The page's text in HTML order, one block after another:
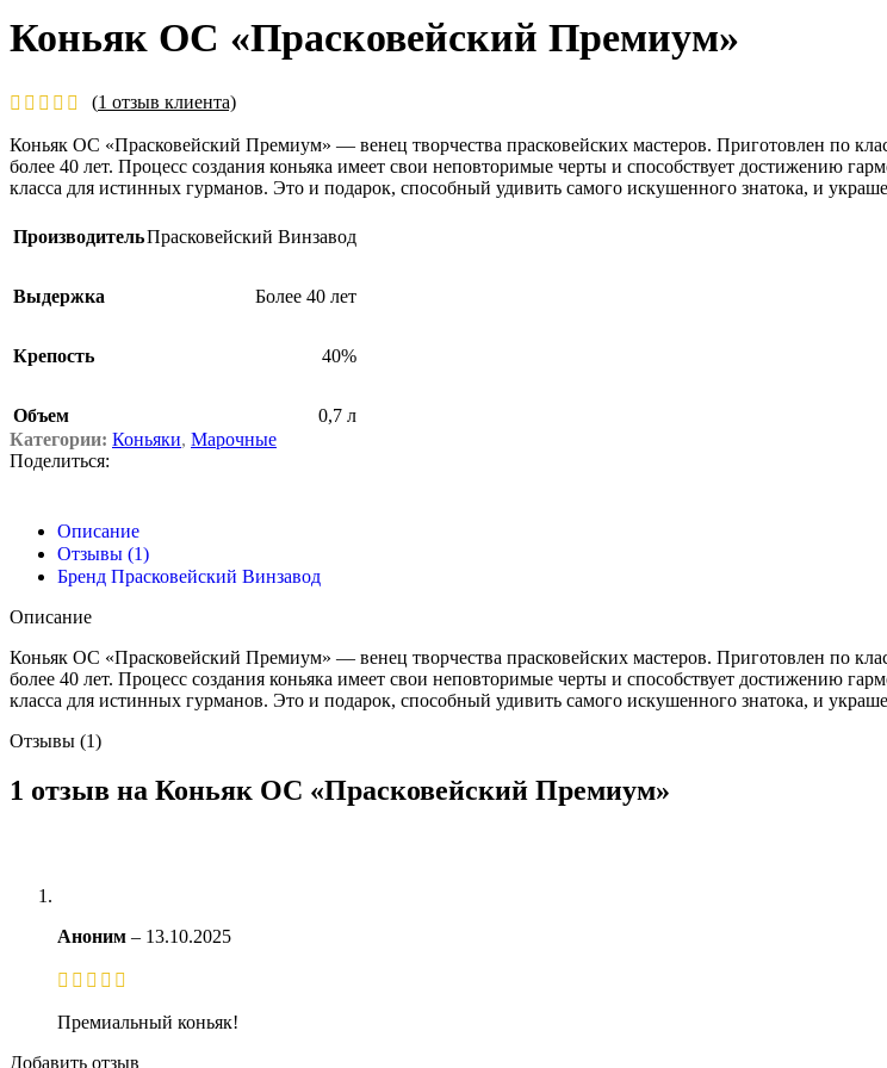
Коньяк ОС «Прасковейский Премиум»
(1 отзыв клиента)
Коньяк ОС «Прасковейский Премиум» — венец творчества прасковейских мастеров. Приготовлен по
более 40 лет. Процесс создания коньяка имеет свои неповторимые черты и способствует достижению
класса для истинных гурманов. Это и подарок, способный удивить самого искушенного знатока, и
ПроизводительПрасковейский Винзавод
Выдержка Более 40 лет
Крепость 40%
Объем
0,7 л
Категории: Коньяки, Марочные
Поделиться:
Описание
Отзывы (1)
Бренд Прасковейский Винзавод
Описание
Коньяк ОС «Прасковейский Премиум» — венец творчества прасковейских мастеров. Приготовлен по
более 40 лет. Процесс создания коньяка имеет свои неповторимые черты и способствует достижению
класса для истинных гурманов. Это и подарок, способный удивить самого искушенного знатока, и
Отзывы (1)
1 отзыв на Коньяк ОС «Прасковейский Премиум»
Аноним – 13.10.2025
Премиальный коньяк!
Добавить отзыв